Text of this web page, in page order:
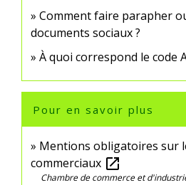
Comment faire parapher
documents sociaux ?
À quoi correspond le code
Pour en savoir plus
Mentions obligatoires sur
commerciaux open_in_new
Chambre de commerce et